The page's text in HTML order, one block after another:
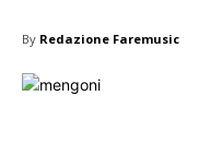
By Redazione Faremusic